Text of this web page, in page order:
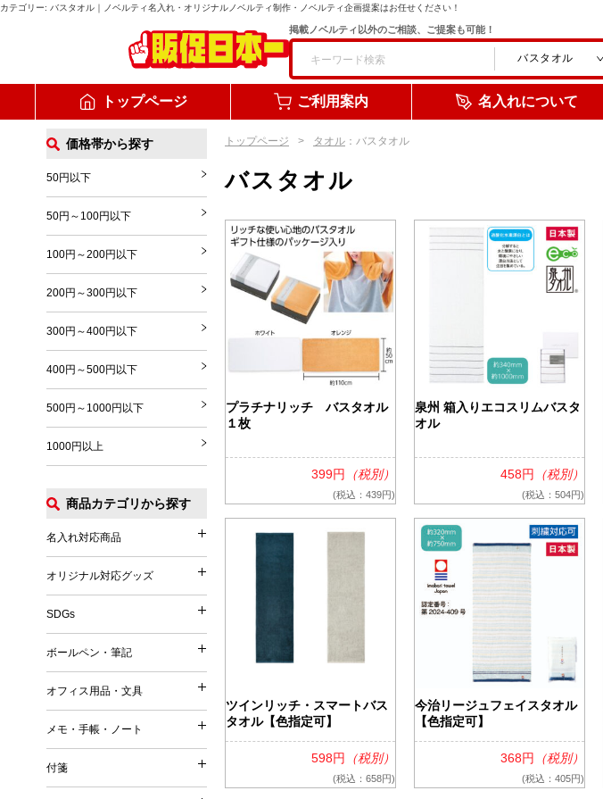
カテゴリー: バスタオル ｜ノベルティ名入れ・オリジナルノベルティ制作・ノベルティ企画提案はお任せください！
掲載ノベルティ以外のご相談、ご提案も可能！
トップページ ご利用案内 名入れについて
トップページ タオル ：バスタオル
バスタオル
プラチナリッチ バスタオル
１枚
399円 （税別）
(税込：439円)
泉州 箱入りエコスリムバスタ
オル
458円 （税別）
(税込：504円)
ツインリッチ・スマートバス
タオル【色指定可】
598円 （税別）
(税込：658円)
今治リージュフェイスタオル
【色指定可】
368円 （税別）
(税込：405円)
価格帯から探す
50円以下
50円～100円以下
100円～200円以下
200円～300円以下
300円～400円以下
400円～500円以下
500円～1000円以下
1000円以上
商品カテゴリから探す
名入れ対応商品
名入れ対応商品
オリジナル対応グッズ
SDGs
麦／麦わら
コーヒー
再生PET／リサイクルPET
再生PP
ボールペン・筆記
ボールペン・筆記
ボールペン
印鑑・ハンコ付きペン
フェルトペン・サインペン・マーカー
オフィス用品・文具
オフィス用品・文具
メモ・手帳・ノート
メモ・手帳・ノート
ノート
付箋